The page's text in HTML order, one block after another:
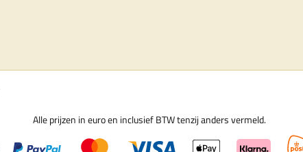
Alle prijzen in euro en inclusief BTW tenzij anders vermeld.